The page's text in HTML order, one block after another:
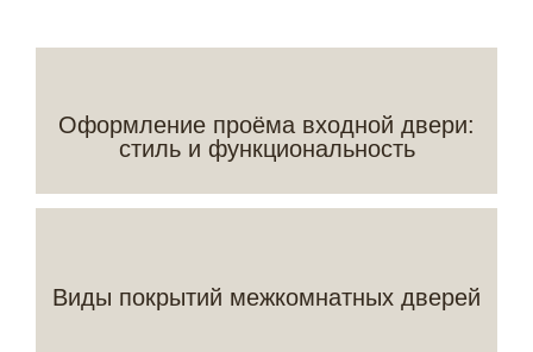
Оформление проёма входной двери:
стиль и функциональность
Виды покрытий межкомнатных дверей